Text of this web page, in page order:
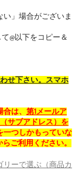
」場合がございま
@以下をコピー＆
せ下さい。スマホ
は、 第1メールア
サブアドレス）を
一つしかもっていな
ご利用ください。
リーで選ぶ（商品カ